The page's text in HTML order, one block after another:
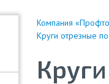
Компания
Круги отрезные